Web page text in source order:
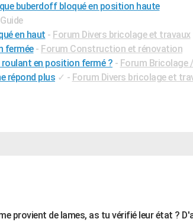
buberdoff bloqué en position haute
en haut - Forum Divers bricolage et travaux
fermée - Forum Construction et rénovation
en position fermé ? - Forum Bricolage
répond plus ✓ - Forum Divers bricolage et
provient de lames, as tu vérifié leur état ?